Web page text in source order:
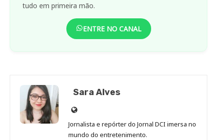
tudo em primeira mão.
ENTRE NO CANAL
Sara Alves
Site
de
Sara
Jornalista e repórter do Jornal DCI imersa no
mundo do entretenimento.